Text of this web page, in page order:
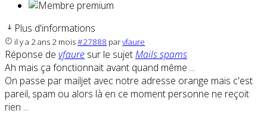
Plus d'informations
il y a 2 ans 2 mois#27888 parvfaure
Réponse de vfaure sur le sujetMails spams
Ah mais ça fonctionnait avant quand même ...
On passe par mailjet avec notre adresse orange mais c'est
pareil, spam ou alors là en ce moment personne ne reçoit
rien ...